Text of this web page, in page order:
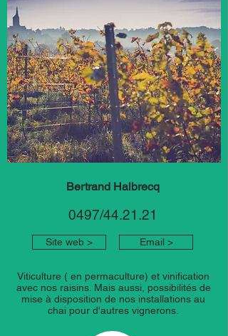
Bertrand Halbrecq
0497/44.21.21
Site web > Email >
Viticulture ( en permaculture) et vinification
avec nos raisins. Mais aussi, possibilités de
mise à disposition de nos installations au
chai pour d'autres vignerons.